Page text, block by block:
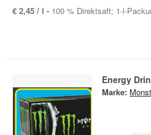
€ 2,45 / l - 100 % Direktsaft; 1-l-
Energy
Marke: